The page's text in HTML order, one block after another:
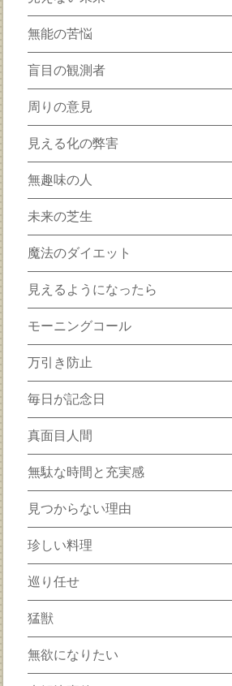
無能の苦悩
盲目の観測者
周りの意見
見える化の弊害
無趣味の人
未来の芝生
魔法のダイエット
見えるようになったら
モーニングコール
万引き防止
毎日が記念日
真面目人間
無駄な時間と充実感
見つからない理由
珍しい料理
巡り任せ
猛獣
無欲になりたい